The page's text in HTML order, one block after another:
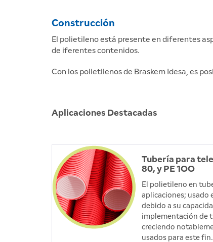
Construcción
El polietileno está presente en diferentes
de iferentes contenidos.
Con los polietilenos de Braskem Idesa, es
Aplicaciones Destacadas
Tubería para
80, y PE 1OO
El polietileno en
aplicaciones; usado
debido a su
implementación de
creciendo
usados para este fin.